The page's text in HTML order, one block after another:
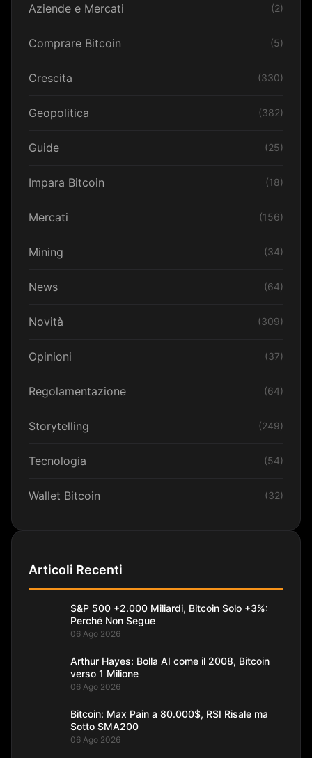
Aziende e Mercati (2)
Comprare Bitcoin (5)
Crescita (330)
Geopolitica (382)
Guide (25)
Impara Bitcoin (18)
Mercati (156)
Mining (34)
News (64)
Novità (309)
Opinioni (37)
Regolamentazione (64)
Storytelling (249)
Tecnologia (54)
Wallet Bitcoin (32)
Articoli Recenti
S&P 500 +2.000 Miliardi, Bitcoin Solo +3%:
Perché Non Segue
06 Ago 2026
Arthur Hayes: Bolla AI come il 2008, Bitcoin
verso 1 Milione
06 Ago 2026
Bitcoin: Max Pain a 80.000$, RSI Risale ma
Sotto SMA200
06 Ago 2026